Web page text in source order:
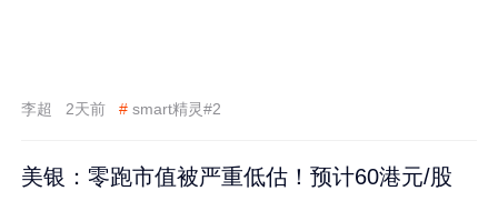
李超 2天前 # smart精灵#2
美银：零跑市值被严重低估！预计60港元/股